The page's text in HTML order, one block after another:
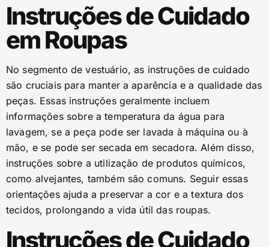
Instruções de Cuidado
em Roupas
No segmento de vestuário, as instruções de cuidado
são cruciais para manter a aparência e a qualidade das
peças. Essas instruções geralmente incluem
informações sobre a temperatura da água para
lavagem, se a peça pode ser lavada à máquina ou à
mão, e se pode ser secada em secadora. Além disso,
instruções sobre a utilização de produtos químicos,
como alvejantes, também são comuns. Seguir essas
orientações ajuda a preservar a cor e a textura dos
tecidos, prolongando a vida útil das roupas.
Instruções de Cuidado